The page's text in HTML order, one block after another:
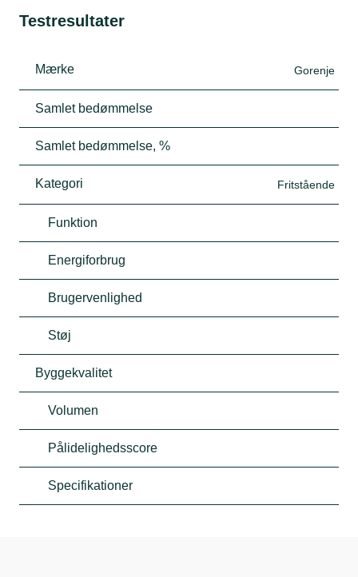
Testresultater
Mærke Gorenje
Samlet bedømmelse
Samlet bedømmelse, %
Kategori Fritstående
Funktion
Energiforbrug
Brugervenlighed
Støj
Byggekvalitet
Volumen
Pålidelighedsscore
Specifikationer